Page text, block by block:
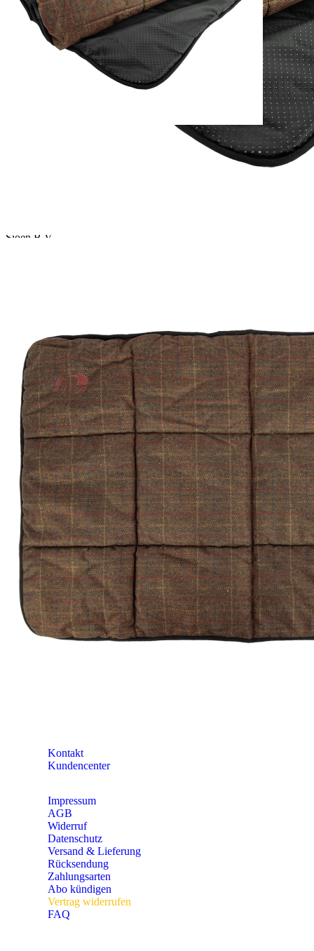
Verfügbare Menge: 2
Sofort lieferbar
Lieferzeit: ca. 3 - 5 Tage
Hundebett aus bedrucktem Tweed, weich für Ihr Haustier,
wasserabweisend und rutschfest an der Unterseite.
Erhältlich in 2 Farben und 2 Größen: M: 73 x 45 cm; XL: 104 x 68
Im Rahmen der EU-Verordnung sind wir verpflichtet, Informationen
Sioen B.V.
PAREYSHOP
Telefon: +49 (0) 2604 / 978 888
e-mail:kundencenter@paulparey.de
Mo – Fr 9:00 – 15:00 Uhr
SEMINARE
seminare@paulparey.de
PAREYSHOP VOR ORT
Erich-Kästner-Straße 2
56379 Singhofen
Mo – Do 8:00 – 16:30 Uhr
Fr 8:00 – 15:00 Uhr
Abovorteile
Größen-Tabellen
Bekleidungs-Eigenschaften
RAL-Farbtabelle
Kontakt
Kundencenter
Impressum
AGB
Widerruf
Datenschutz
Versand & Lieferung
Rücksendung
Zahlungsarten
Abo kündigen
Vertrag widerrufen
FAQ